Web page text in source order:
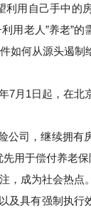
用自己手中的
用老人”养老”
如何从源头遏制
7月1日起，在
公司，继续拥
用于偿付养老保
，成为社会热点。
及具有强制执行